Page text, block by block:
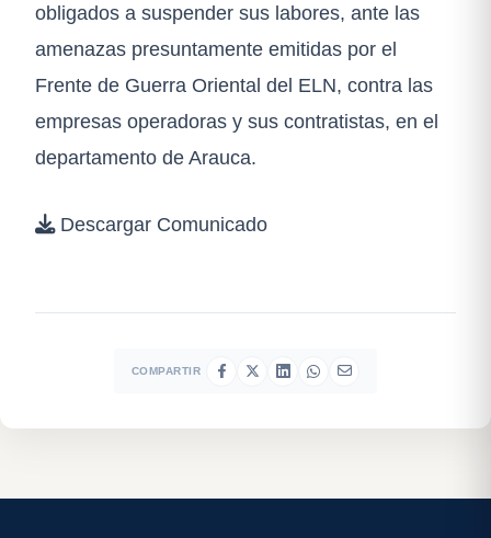
obligados a suspender sus labores, ante las
amenazas presuntamente emitidas por el
Frente de Guerra Oriental del ELN, contra las
empresas operadoras y sus contratistas, en el
departamento de Arauca.
Descargar Comunicado
COMPARTIR